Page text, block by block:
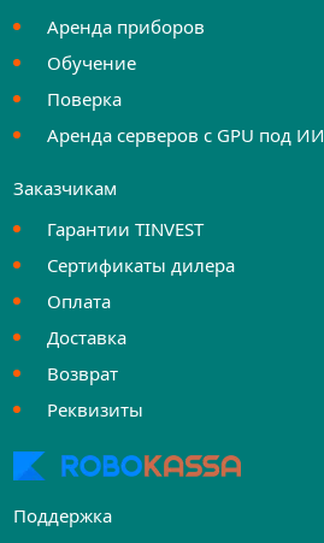
Аренда приборов
Обучение
Поверка
Аренда серверов с GPU под ИИ
Заказчикам
Гарантии TINVEST
Сертификаты дилера
Оплата
Доставка
Возврат
Реквизиты
Поддержка